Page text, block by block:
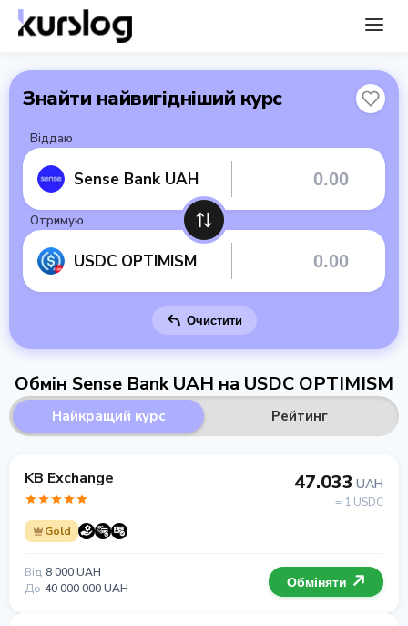
Знайти найвигідніший курс
Віддаю
Sense Bank UAH
Отримую
USDC OPTIMISM
Очистити
Обмін Sense Bank UAH на USDC OPTIMISM
Найкращий курс Рейтинг
KB Exchange
Gold
47.033 UAH
= 1 USDC
Від 8 000 UAH
До 40 000 000 UAH Обміняти